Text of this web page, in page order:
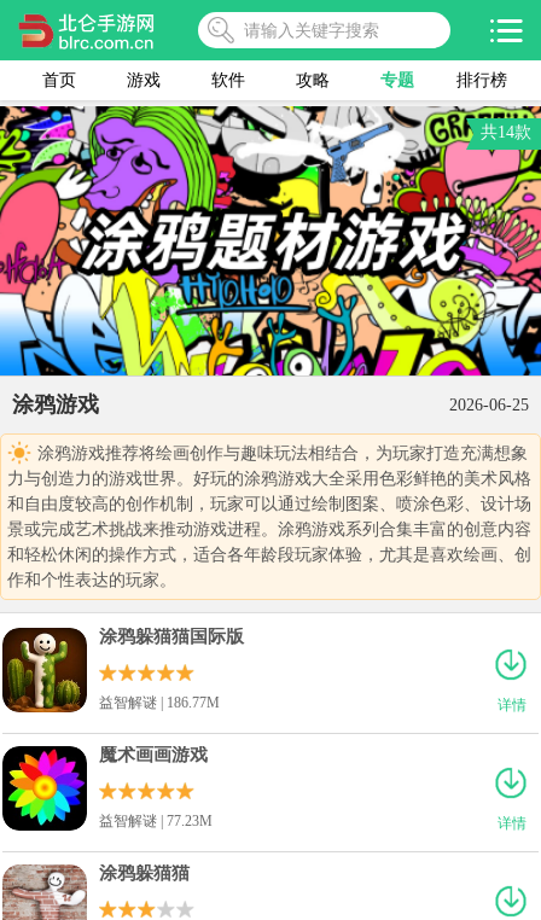
首页 游戏 软件 攻略 专题 排行榜
共14款
涂鸦游戏 2026-06-25
涂鸦游戏推荐将绘画创作与趣味玩法相结合，为玩家打造充满想象
力与创造力的游戏世界。好玩的涂鸦游戏大全采用色彩鲜艳的美术风格
和自由度较高的创作机制，玩家可以通过绘制图案、喷涂色彩、设计场
景或完成艺术挑战来推动游戏进程。涂鸦游戏系列合集丰富的创意内容
和轻松休闲的操作方式，适合各年龄段玩家体验，尤其是喜欢绘画、创
作和个性表达的玩家。
详情
涂鸦躲猫猫国际版
益智解谜 | 186.77M
详情
魔术画画游戏
益智解谜 | 77.23M
涂鸦躲猫猫